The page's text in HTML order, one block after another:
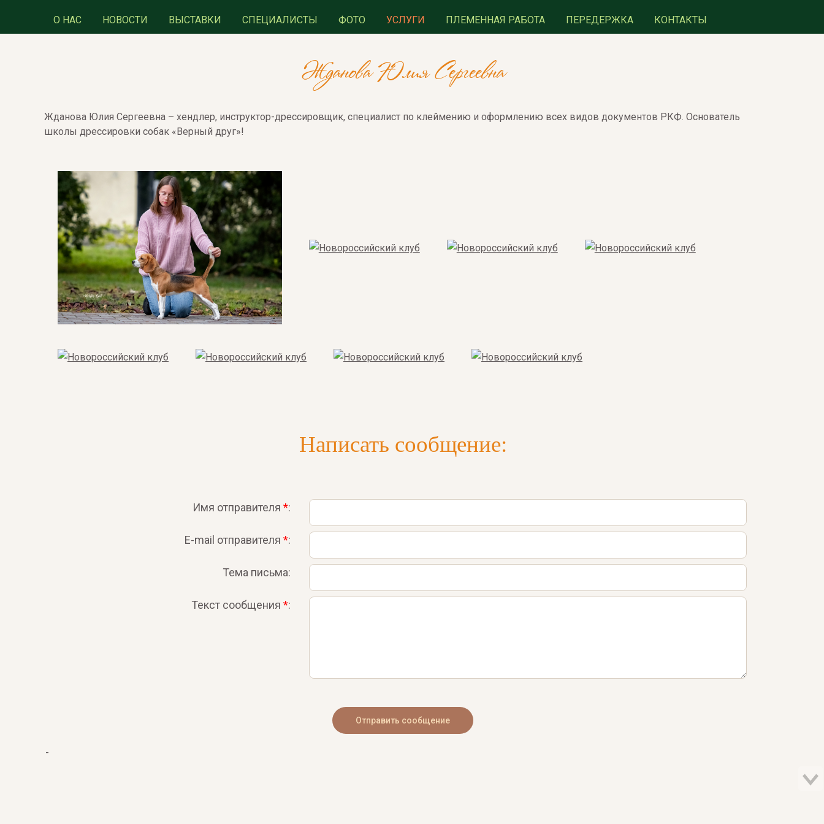
О НАС НОВОСТИ ВЫСТАВКИ СПЕЦИАЛИСТЫ ФОТО УСЛУГИ ПЛЕМЕННАЯ РАБОТА ПЕРЕДЕРЖКА КОНТАКТЫ
Жданова Юлия Сергеевна
Жданова Юлия Сергеевна – хендлер, инструктор-дрессировщик, специалист по клеймению и оформлению всех видов документов РКФ. Основатель
школы дрессировки собак «Верный друг»!
Написать сообщение:
Имя отправителя *:
E-mail отправителя *:
Тема письма:
Текст сообщения *:
-